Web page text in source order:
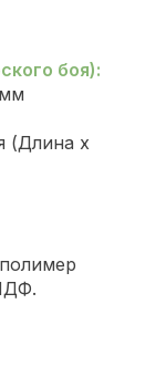
боя):
(Длина х